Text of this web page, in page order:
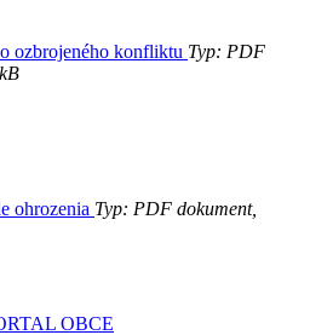
ozbrojeného konfliktu Typ: PDF
ohrozenia Typ: PDF dokument,